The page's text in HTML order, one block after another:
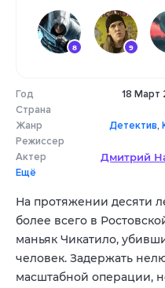
8 9
7
Год
Страна
Жанр
Режиссер
Актер
Ещё
18 Март
Детектив,
Дмитрий
На протяжении десяти
более всего в
маньяк Чикатило,
человек. Задержать
масштабной операции,